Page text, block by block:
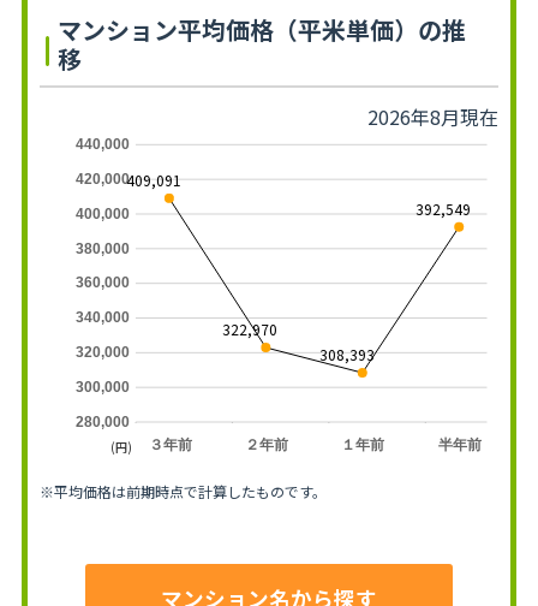
マンション平均価格（平米単価）の推
移
2026年8月現在
３年前 ２年前 １年前 半年前
280,000
300,000
320,000
340,000
360,000
380,000
400,000
420,000
440,000
409,091
322,970
308,393
392,549
(円)
※平均価格は前期時点で計算したものです。
マンション名から探す